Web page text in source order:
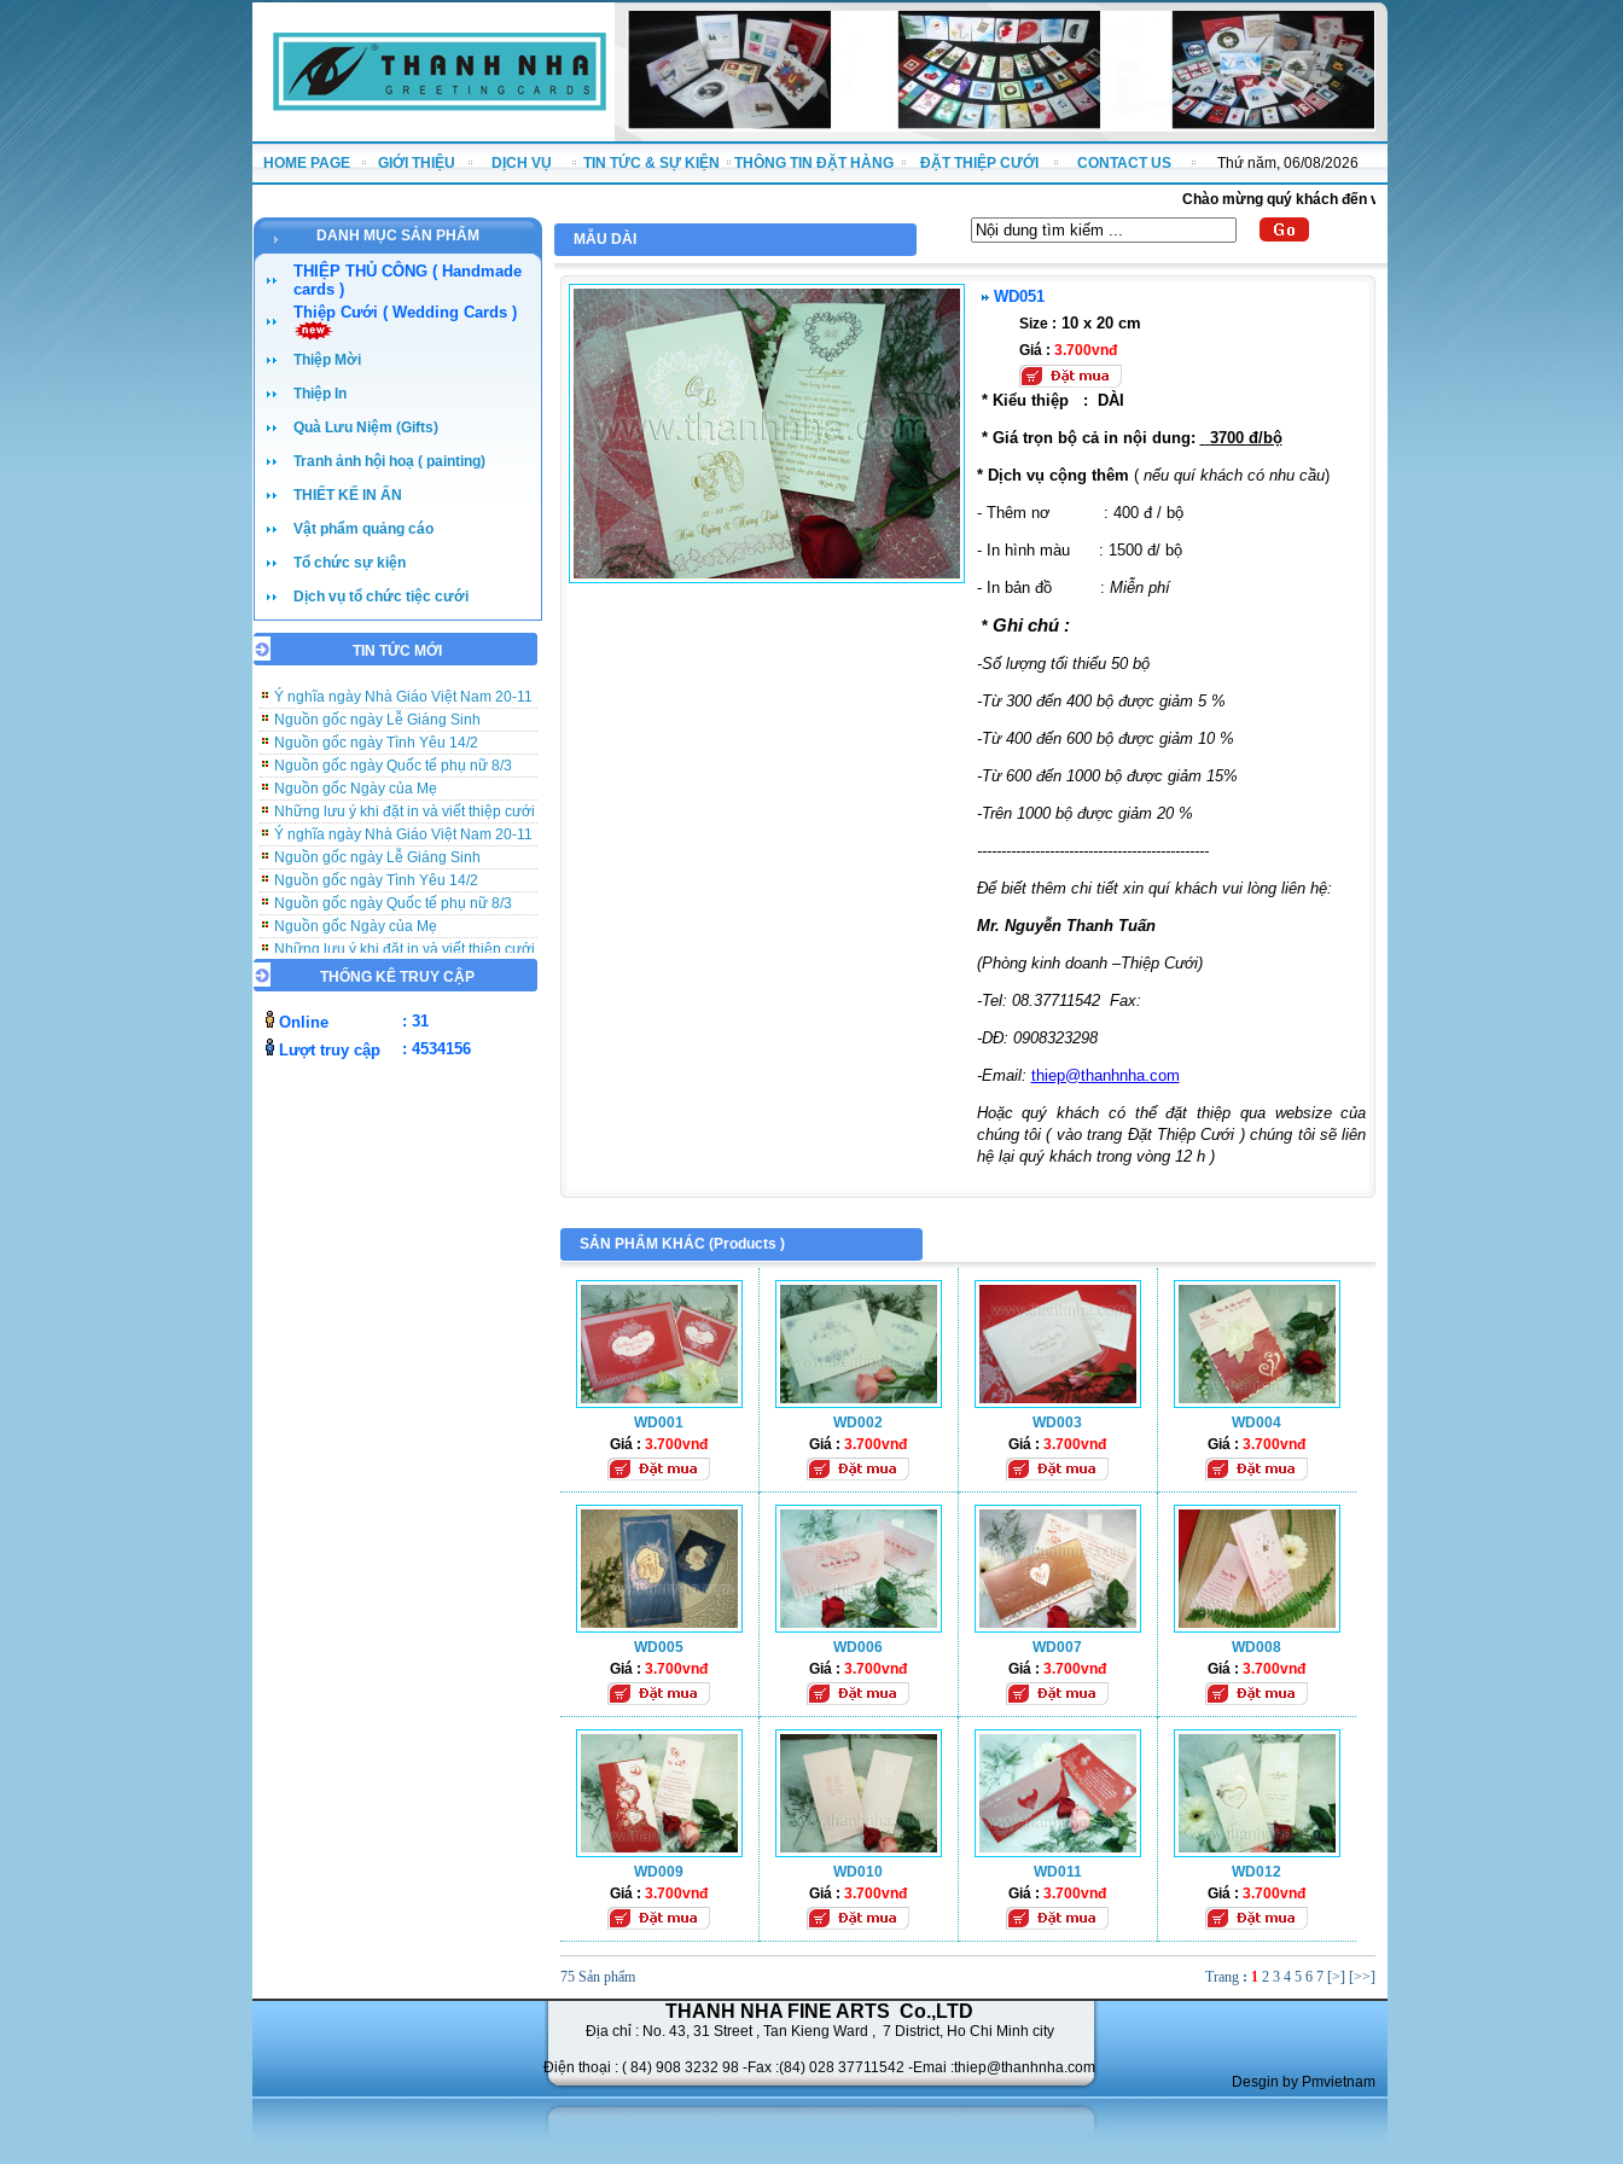
HOME PAGE GIỚI THIỆU DỊCH VỤ TIN TỨC & SỰ KIỆN THÔNG TIN ĐẶT HÀNG ĐẶT THIỆP CƯỚI CONTACT US Thứ năm, 06/08/2026
Chào mừng quý khách đến với website thanhnha.com !
DANH MỤC SẢN PHẨM
THIỆP THỦ CÔNG ( Handmade
cards )
Thiệp Cưới ( Wedding Cards )
Thiệp Mời
Thiệp In
Quà Lưu Niệm (Gifts)
Tranh ảnh hội hoạ ( painting)
THIẾT KẾ IN ẤN
Vật phẩm quảng cáo
Tổ chức sự kiện
Dịch vụ tổ chức tiệc cưới
TIN TỨC MỚI
Những lưu ý khi đặt in và viết thiệp cưới
Ý nghĩa ngày Nhà Giáo Việt Nam 20-11
Nguồn gốc ngày Lễ Giáng Sinh
Nguồn gốc ngày Tình Yêu 14/2
Nguồn gốc ngày Quốc tế phụ nữ 8/3
Nguồn gốc Ngày của Mẹ
Những lưu ý khi đặt in và viết thiệp cưới
Ý nghĩa ngày Nhà Giáo Việt Nam 20-11
Nguồn gốc ngày Lễ Giáng Sinh
Nguồn gốc ngày Tình Yêu 14/2
Nguồn gốc ngày Quốc tế phụ nữ 8/3
Nguồn gốc Ngày của Mẹ
Những lưu ý khi đặt in và viết thiệp cưới
Ý nghĩa ngày Nhà Giáo Việt Nam 20-11
Nguồn gốc ngày Lễ Giáng Sinh
Nguồn gốc ngày Quốc tế phụ nữ 8/3
Nguồn gốc Ngày của Mẹ
THỐNG KÊ TRUY CẬP
Online
: 31
Lượt truy cập
: 4534156
MẪU DÀI
WD051
Size : 10 x 20 cm
Giá : 3.700vnđ
* Kiểu thiệp : DÀI
* Giá trọn bộ cả in nội dung: 3700 đ/bộ
* Dịch vụ cộng thêm ( nếu quí khách có nhu cầu)
- Thêm nơ : 400 đ / bộ
- In hình màu : 1500 đ/ bộ
- In bản đồ : Miễn phí
* Ghi chú :
-Số lượng tối thiểu 50 bộ
-Từ 300 đến 400 bộ được giảm 5 %
-Từ 400 đến 600 bộ được giảm 10 %
-Từ 600 đến 1000 bộ được giảm 15%
-Trên 1000 bộ được giảm 20 %
------------------------------------------------
Để biết thêm chi tiết xin quí khách vui lòng liên hệ:
Mr. Nguyễn Thanh Tuấn
(Phòng kinh doanh –Thiệp Cưới)
-Tel: 08.37711542 Fax:
-DĐ: 0908323298
-Email: thiep@thanhnha.com
Hoặc quý khách có thể đặt thiệp qua websize của
chúng tôi ( vào trang Đặt Thiệp Cưới ) chúng tôi sẽ liên
hệ lại quý khách trong vòng 12 h )
SẢN PHẨM KHÁC (Products )
WD001
Giá : 3.700vnđ
WD002
Giá : 3.700vnđ
WD003
Giá : 3.700vnđ
WD004
Giá : 3.700vnđ
WD005
Giá : 3.700vnđ
WD006
Giá : 3.700vnđ
WD007
Giá : 3.700vnđ
WD008
Giá : 3.700vnđ
WD009
Giá : 3.700vnđ
WD010
Giá : 3.700vnđ
WD011
Giá : 3.700vnđ
WD012
Giá : 3.700vnđ
75 Sản phẩm Trang: 1 2 3 4 5 6 7 [>] [>>]
Desgin by Pmvietnam
THANH NHA FINE ARTS Co.,LTD
Địa chỉ : No. 43, 31 Street , Tan Kieng Ward , 7 District, Ho Chi Minh city
Điện thoại : ( 84) 908 3232 98 -Fax :(84) 028 37711542 -Emai :thiep@thanhnha.com